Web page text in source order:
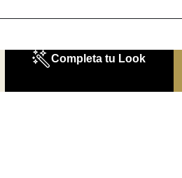
Completa tu Look